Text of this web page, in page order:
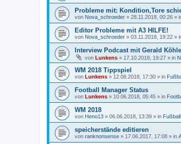
Probleme mit: Kondition,Tore
von Nova_schroeder » 28.11.2018, 00:26 »
Editor Probleme mit A3 HILFE!
von Nova_schroeder » 03.11.2018, 19:22 »
Interview Podcast mit Gerald
von Lunkens » 17.10.2018, 19:27 » in
WM 2018 Tippspiel
von Lunkens » 12.08.2018, 17:30 » in
Football Manager Status
von Lunkens » 10.06.2018, 05:45 » in
WM 2018
von Heno13 » 06.06.2018, 13:39 » in
speicherstände editieren
von ranknonsense » 17.06.2017, 17:08 » in